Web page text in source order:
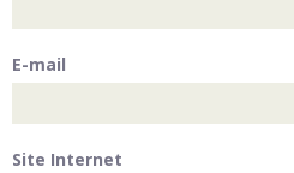
E-mail
Site Internet